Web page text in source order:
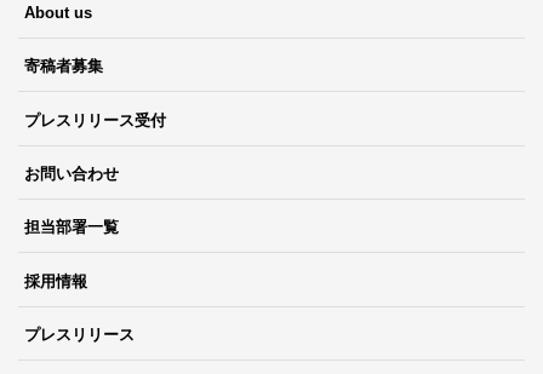
About us
寄稿者募集
プレスリリース受付
お問い合わせ
担当部署一覧
採用情報
プレスリリース